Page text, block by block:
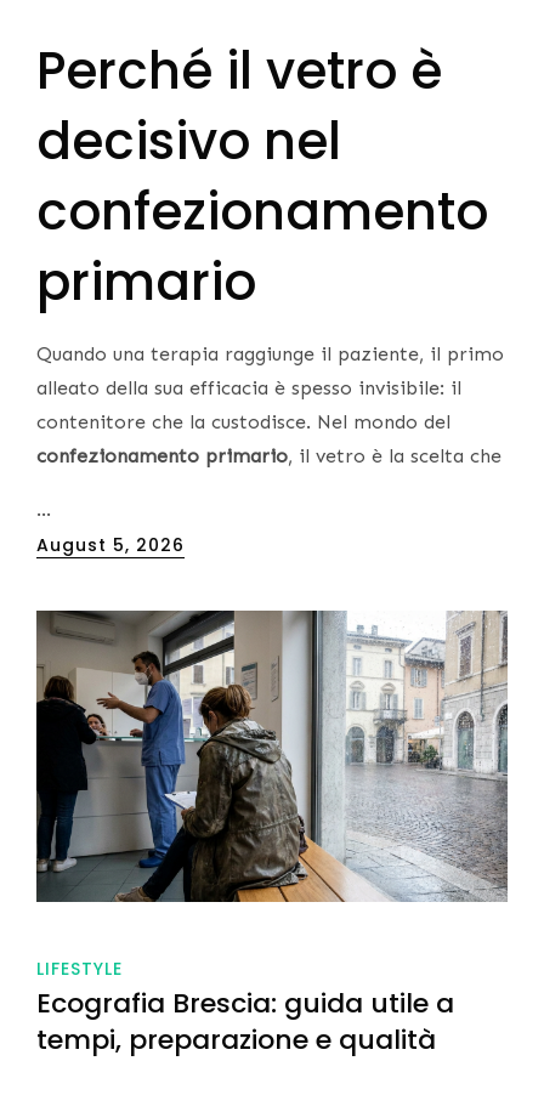
Perché il vetro è
decisivo nel
confezionamento
primario
Quando una terapia raggiunge il paziente, il primo
alleato della sua efficacia è spesso invisibile: il
contenitore che la custodisce. Nel mondo del
confezionamento primario, il vetro è la scelta che
…
Posted
August 5, 2026
LIFESTYLE
Ecografia Brescia: guida utile a
tempi, preparazione e qualità